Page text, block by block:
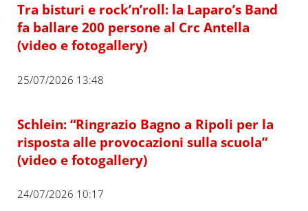
Tra bisturi e rock’n’roll: la Laparo’s Band
fa ballare 200 persone al Crc Antella
(video e fotogallery)
25/07/2026 13:48
Schlein: “Ringrazio Bagno a Ripoli per la
risposta alle provocazioni sulla scuola”
(video e fotogallery)
24/07/2026 10:17